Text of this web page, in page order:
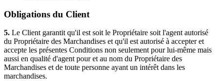
Obligations du Client
5. Le Client garantit qu'il est soit le Propriétaire soit l'agent autorisé
du Propriétaire des Marchandises et qu'il est autorisé à accepter et
accepte les présentes Conditions non seulement pour lui-même mais
aussi en qualité d'agent pour et au nom du Propriétaire des
Marchandises et de toute personne ayant un intérêt dans les
marchandises.